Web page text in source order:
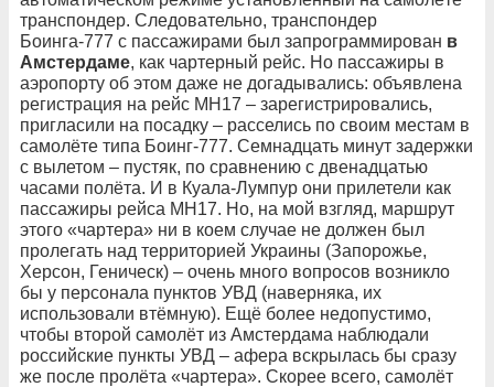
транспондер. Следовательно, транспондер
Боинга-777 с пассажирами был запрограммирован в
Амстердаме, как чартерный рейс. Но пассажиры в
аэропорту об этом даже не догадывались: объявлена
регистрация на рейс МН17 – зарегистрировались,
пригласили на посадку – расселись по своим местам в
самолёте типа Боинг-777. Семнадцать минут задержки
с вылетом – пустяк, по сравнению с двенадцатью
часами полёта. И в Куала-Лумпур они прилетели как
пассажиры рейса МН17. Но, на мой взгляд, маршрут
этого «чартера» ни в коем случае не должен был
пролегать над территорией Украины (Запорожье,
Херсон, Геническ) – очень много вопросов возникло
бы у персонала пунктов УВД (наверняка, их
использовали втёмную). Ещё более недопустимо,
чтобы второй самолёт из Амстердама наблюдали
российские пункты УВД – афера вскрылась бы сразу
же после пролёта «чартера». Скорее всего, самолёт